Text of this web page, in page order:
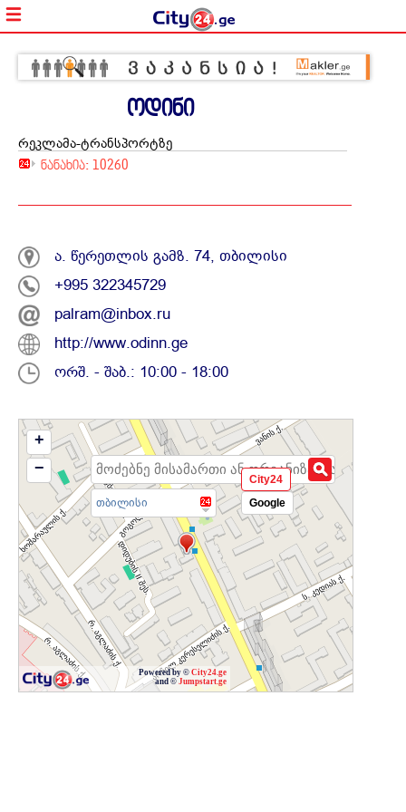
ოდინი
რეკლამა-ტრანსპორტზე
ნანახია: 10260
ა. წერეთლის გამზ. 74, თბილისი
+995 322345729
palram@inbox.ru
http://www.odinn.ge
ორშ. - შაბ.: 10:00 - 18:00
თბილისი
Powered by © City24.ge
and © Jumpstart.ge
+
−
City24
Google